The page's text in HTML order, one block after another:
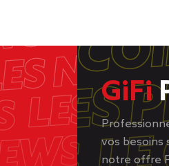
GiFi
vos besoins
notre offre